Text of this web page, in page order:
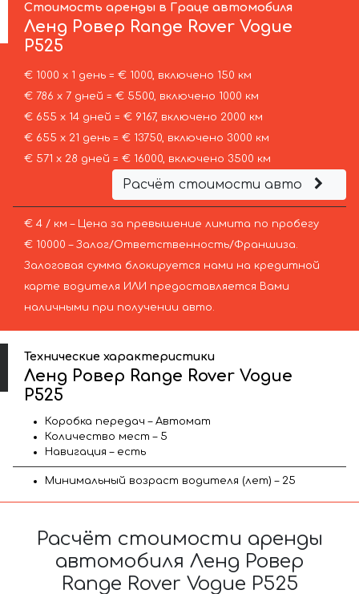
Стоимость аренды в Граце автомобиля
Ленд Ровер Range Rover Vogue
P525
€ 1000 х 1 день = € 1000, включено 150 км
€ 786 х 7 дней = € 5500, включено 1000 км
€ 655 х 14 дней = € 9167, включено 2000 км
€ 655 х 21 день = € 13750, включено 3000 км
€ 571 х 28 дней = € 16000, включено 3500 км
Расчёт стоимости авто
€ 4 / км – Цена за превышение лимита по пробегу
€ 10000 – Залог/Ответственность/Франшиза.
Залоговая сумма блокируется нами на кредитной
карте водителя ИЛИ предоставляется Вами
наличными при получении авто.
Технические характеристики
Ленд Ровер Range Rover Vogue
P525
Коробка передач – Автомат
Количество мест – 5
Навигация – есть
Минимальный возраст водителя (лет) – 25
Расчёт стоимости аренды
автомобиля Ленд Ровер
Range Rover Vogue P525